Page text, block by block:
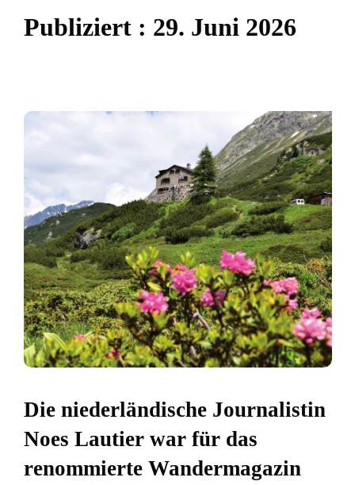
Publiziert : 29. Juni 2026
Die niederländische Journalistin
Noes Lautier war für das
renommierte Wandermagazin